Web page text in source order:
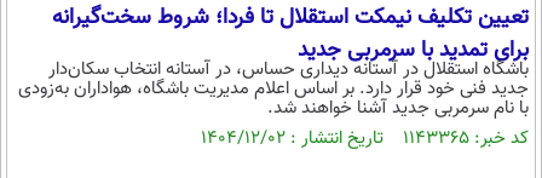
تعیین تکلیف نیمکت استقلال تا فردا؛ شروط سخت‌گیرانه
برای تمدید با سرمربی جدید
باشگاه استقلال در آستانه دیداری حساس، در آستانه انتخاب سکان‌دار
جدید فنی خود قرار دارد. بر اساس اعلام مدیریت باشگاه، هواداران به‌زودی
با نام سرمربی جدید آشنا خواهند شد.
کد خبر: ۱۱۴۳۳۶۵ تاریخ انتشار : ۱۴۰۴/۱۲/۰۲